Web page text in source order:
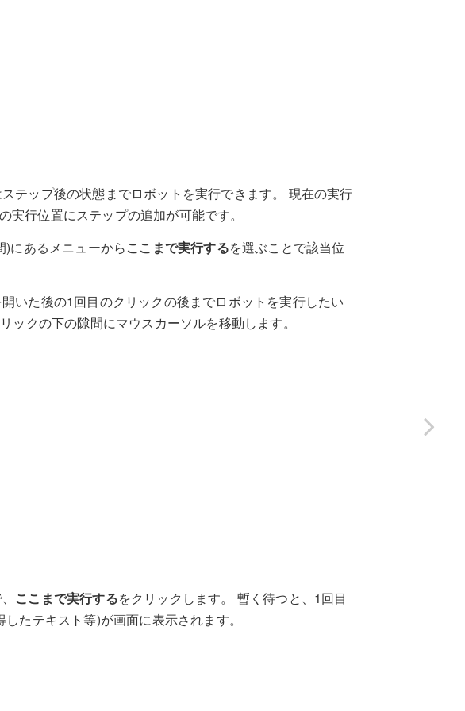
テップ後の状態までロボットを実行できます。 現在の実行
実行位置にステップの追加が可能です。
にあるメニューからここまで実行するを選ぶことで該当位
いた後の1回目のクリックの後までロボットを実行したい
ックの下の隙間にマウスカーソルを移動します。
ここまで実行するをクリックします。 暫く待つと、1回目
たテキスト等)が画面に表示されます。